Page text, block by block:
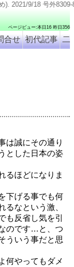
ページビュー:本日16 昨日356
合せ 初代記事 二
は誠にその通り
とした日本の姿
るほどになりま
下げる事でも何
るなという激、
も反省し気を引
のです…と、つ
ういう事だと思
何やってもダメ
18 号外8309-8315